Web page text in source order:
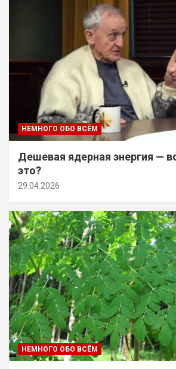
НЕМНОГО ОБО ВСЁМ
Дешевая ядерная энергия —
это?
29.04.2026
НЕМНОГО ОБО ВСЁМ